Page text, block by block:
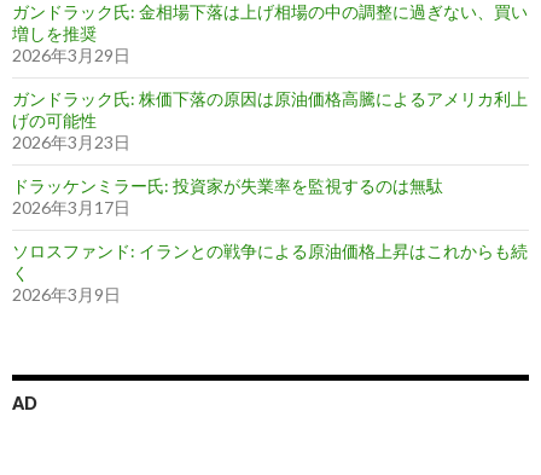
ガンドラック氏: 金相場下落は上げ相場の中の調整に過ぎない、買い
増しを推奨
2026年3月29日
ガンドラック氏: 株価下落の原因は原油価格高騰によるアメリカ利上
げの可能性
2026年3月23日
ドラッケンミラー氏: 投資家が失業率を監視するのは無駄
2026年3月17日
ソロスファンド: イランとの戦争による原油価格上昇はこれからも続
く
2026年3月9日
AD